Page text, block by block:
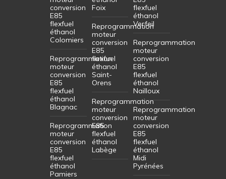
conversion
E85
flexfuel
éthanol
Colomiers
Reprogrammation
moteur
conversion
E85
flexfuel
éthanol
Blagnac
Reprogrammation
moteur
conversion
E85
flexfuel
éthanol
Pamiers
Foix
Reprogrammation
moteur
conversion
E85
flexfuel
éthanol
Saint-
Orens
Reprogrammation
moteur
conversion
E85
flexfuel
éthanol
Labège
flexfuel
éthanol
Verfeil
Reprogrammation
moteur
conversion
E85
flexfuel
éthanol
Nailloux
Reprogrammation
moteur
conversion
E85
flexfuel
éthanol
Midi
Pyrénées